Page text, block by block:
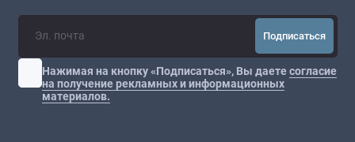
Подписаться
Нажимая на кнопку «Подписаться», Вы даетесогласие
на получение рекламных и информационных
материалов.